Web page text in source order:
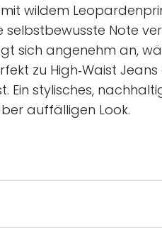
wildem
Note
sich angenehm an,
zu High‑Waist
Ein stylisches,
auffälligen Look.